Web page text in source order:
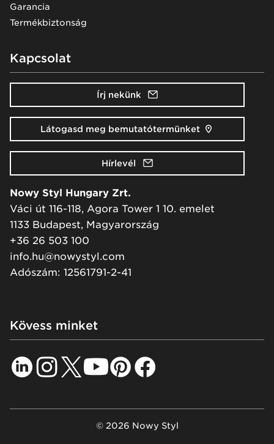
Garancia
Termékbiztonság
Kapcsolat
Írj nekünk
Látogasd meg bemutatótermünket
Hírlevél
Nowy Styl Hungary Zrt.
Váci út 116-118, Agora Tower 1 10. emelet
1133 Budapest, Magyarország
+36 26 503 100
info.hu@nowystyl.com
Adószám: 12561791-2-41
Kövess minket
© 2026 Nowy Styl